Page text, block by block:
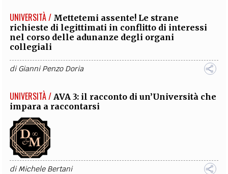
UNIVERSITÀ / Mettetemi assente! Le strane
richieste di legittimati in conflitto di interessi
nel corso delle adunanze degli organi
collegiali
diGianni Penzo Doria
UNIVERSITÀ / AVA 3: il racconto di un’Università che
impara a raccontarsi
diMichele Bertani